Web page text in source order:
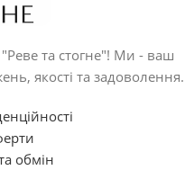
та стогне"! Ми - ваш
якості та задоволення.
обмін